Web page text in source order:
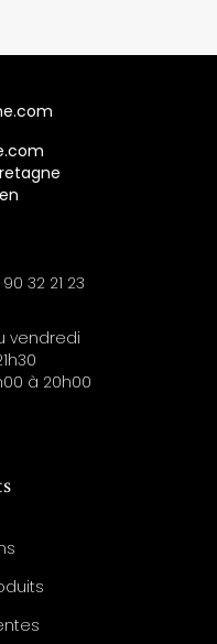
32 21 23
vendredi
à 20h00